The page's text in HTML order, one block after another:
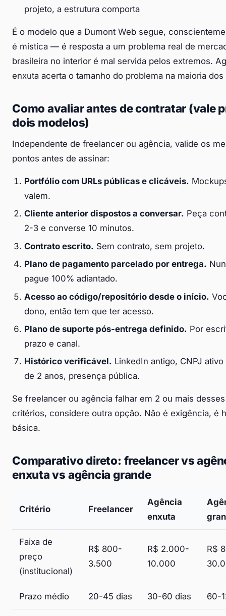
projeto, a estrutura comporta
É o modelo que a Dumont Web segue,
é mística — é resposta a um problema real de
brasileira no interior é mal servida pelos extremos.
enxuta acerta o tamanho do problema na maioria
Como avaliar antes de contratar (vale
dois modelos)
Independente de freelancer ou agência, valide os
pontos antes de assinar:
Portfólio com URLs públicas e clicáveis.
valem.
Cliente anterior dispostos a conversar. Peça
2-3 e converse 10 minutos.
Contrato escrito. Sem contrato, sem projeto.
Plano de pagamento parcelado por entrega.
pague 100% adiantado.
Acesso ao código/repositório desde o início.
dono, então tem que ter acesso.
Plano de suporte pós-entrega definido. Por
prazo e canal.
Histórico verificável. LinkedIn antigo, CNPJ ativo
de 2 anos, presença pública.
Se freelancer ou agência falhar em 2 ou mais desses
critérios, considere outra opção. Não é exigência, é
básica.
Comparativo direto: freelancer vs
enxuta vs agência grande
Critério Freelancer
Agência
enxuta
Faixa de
preço
(institucional)
R$ 800-
3.500
R$ 2.000-
10.000
R$
Prazo médio 20-45 dias 30-60 dias 60-